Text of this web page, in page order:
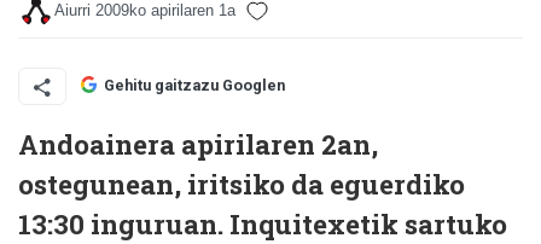
Aiurri 2009ko apirilaren 1a
Gehitu gaitzazu Googlen
Andoainera apirilaren 2an,
ostegunean, iritsiko da eguerdiko
13:30 inguruan. Inquitexetik sartuko